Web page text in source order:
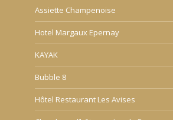
Assiette Champenoise
Hotel Margaux Epernay
KAYAK
Bubble 8
Hôtel Restaurant Les Avises